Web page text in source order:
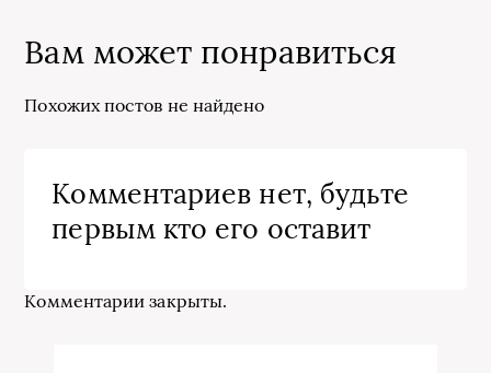
Вам может понравиться
Похожих постов не найдено
Комментариев нет, будьте
первым кто его оставит
Комментарии закрыты.